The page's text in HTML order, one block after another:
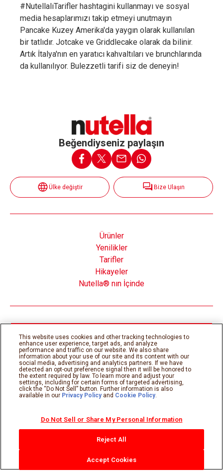
#NutellalıTarifler hashtagini kullanmayı ve sosyal
media hesaplarımızı takip etmeyi unutmayın
Pancake Kuzey Amerika'da yaygın olarak kullanılan
bir tatlıdır. Jotcake ve Griddlecake olarak da bilinir.
Artık İtalya'nın en yaratıcı kahvaltıları ve brunchlarında
da kullanılıyor. Bulezzetli tarifi siz de deneyin!
Beğendiyseniz paylaşın
Ülke değiştir Bize Ulaşın
Ürünler
Yenilikler
Tarifler
Hikayeler
Nutella® nın İçinde
©Ferrero 2026, tüm hakları saklıdır.
Teknik gereksinimler
Kullanım şartları
Sitemap
This website uses cookies and other tracking technologies to
enhance user experience, target ads, and analyze
performance and traffic on our website. We also share
information about your use of our site and its content with our
social media, advertising and analytics partners. If we have
detected an opt-out preference signal then it will be honored to
the extent required by law. To learn more and adjust your
settings, including for certain forms of targeted advertising,
click the “Do Not Sell” button. Further information is also
available in our Privacy Policyand Cookie Policy.
Do Not Sell or Share My Personal Information
Reject All
Accept Cookies